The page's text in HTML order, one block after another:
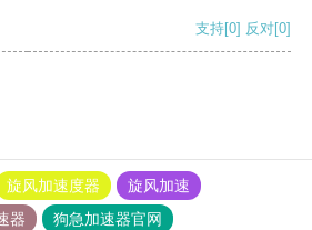
支持[0] 反对[0]
旋风加速度器
旋风加速
器
狗急加速器官网